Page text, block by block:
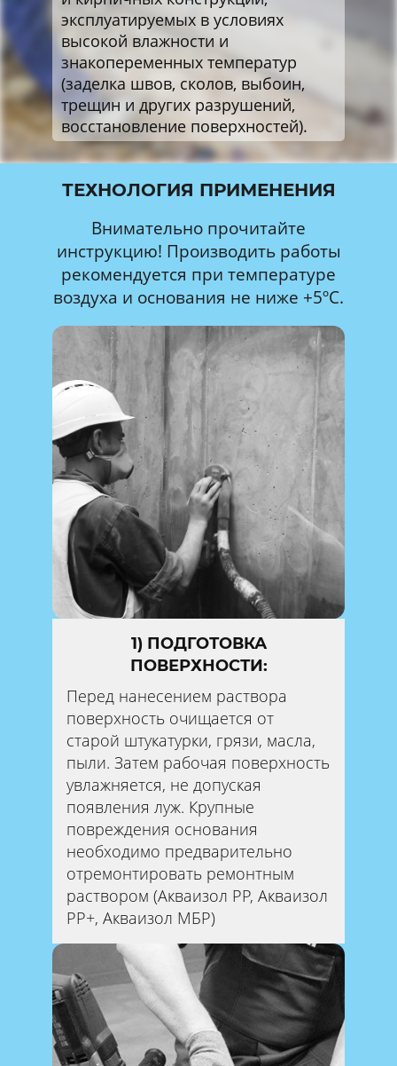
эксплуатируемых в условиях
высокой влажности и
знакопеременных температур
(заделка швов, сколов, выбоин,
трещин и других разрушений,
восстановление поверхностей).
ТЕХНОЛОГИЯ ПРИМЕНЕНИЯ
Внимательно прочитайте
инструкцию! Производить работы
рекомендуется при температуре
воздуха и основания не ниже +5ºС.
1) ПОДГОТОВКА
ПОВЕРХНОСТИ:
Перед нанесением раствора
поверхность очищается от
старой штукатурки, грязи, масла,
пыли. Затем рабочая поверхность
увлажняется, не допуская
появления луж. Крупные
повреждения основания
необходимо предварительно
отремонтировать ремонтным
раствором (Акваизол РР, Акваизол
РР+, Акваизол МБР)